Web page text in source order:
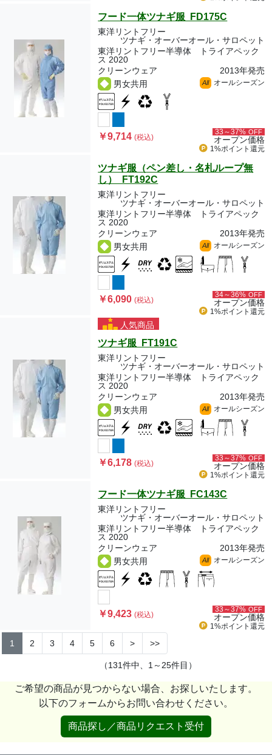
フード一体ツナギ服 FD175C
東洋リントフリー
ツナギ・オーバーオール・サロペット
東洋リントフリー半導体 トライアペック
ス 2020
クリーンウェア
2013年発売
男女共用
All オールシーズン
￥9,714(税込)
33～37% OFF
オープン価格
1%ポイント 還元
ツナギ服（ペン差し・名札ループ無
し） FT192C
東洋リントフリー
ツナギ・オーバーオール・サロペット
東洋リントフリー半導体 トライアペック
ス 2020
クリーンウェア
2013年発売
男女共用
All オールシーズン
￥6,090(税込)
34～36% OFF
オープン価格
1%ポイント 還元
人気商品
ツナギ服 FT191C
東洋リントフリー
ツナギ・オーバーオール・サロペット
東洋リントフリー半導体 トライアペック
ス 2020
クリーンウェア
2013年発売
男女共用
All オールシーズン
￥6,178(税込)
33～37% OFF
オープン価格
1%ポイント 還元
フード一体ツナギ服 FC143C
東洋リントフリー
ツナギ・オーバーオール・サロペット
東洋リントフリー半導体 トライアペック
ス 2020
クリーンウェア
2013年発売
男女共用
All オールシーズン
￥9,423(税込)
33～37% OFF
オープン価格
1%ポイント 還元
1 2 3 4 5 6 > >>
（131件中、1～25件目）
ご希望の商品が見つからない場合、お探しいたします。
以下のフォームからお問い合わせください。
商品探し／商品リクエスト受付